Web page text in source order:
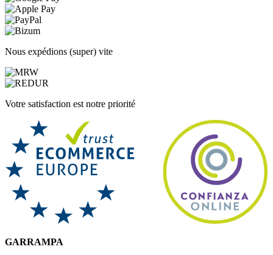
Nous expédions (super) vite
Votre satisfaction est notre priorité
GARRAMPA